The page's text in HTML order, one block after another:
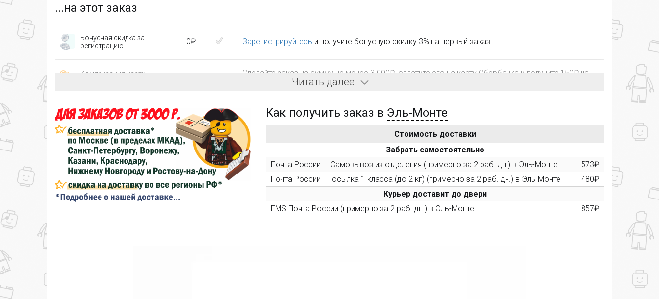
...на этот заказ
Бонусная скидка за
регистрацию
0₽ Зарегистрируйтесь и получите бонусную скидку 3% на первый заказ!
Компенсация части
Сделайте заказ на сумму не менее 3 000₽, оплатите его на карту Сбербанка и получите 150₽ на
компенсацию доставки.
...на следующий заказ
Золотая скидка
персональная
10%
После того, как сумма Ваших заказов превысит 3000 рублей, Вы получите постоянную скидку на
все повторные заказы - 10%
(фото сборки) до 10%
Пришлите фото поэтапной сборки купленного конструктора и получите дополнительную скидку
10% при покупке следующего набора (не дороже 10 000 рублей).
на нашем сайте
100₽
за текстовый отзыв или 100₽ за отзыв с фото.
Читать далее
Как получить заказ в Эль-Монте
Стоимость доставки
Забрать самостоятельно
Почта России — Самовывоз из отделения (примерно за 2 раб. дн.) в Эль-Монте
573₽
Почта России - Посылка 1 класса (до 2 кг) (примерно за 2 раб. дн.) в Эль-Монте
480₽
Курьер доставит до двери
EMS Почта России (примерно за 2 раб. дн.) в Эль-Монте
857₽